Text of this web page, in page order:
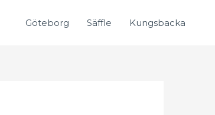
Göteborg Säffle Kungsbacka